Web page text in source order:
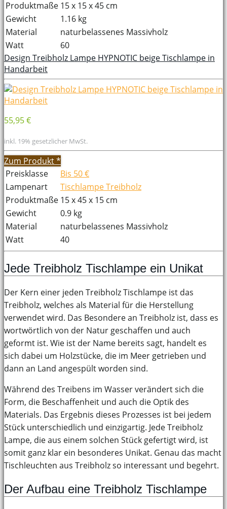
Produktmaße 15 x 15 x 45 cm
Gewicht
1.16 kg
Material
naturbelassenes Massivholz
Watt
60
Design Treibholz Lampe HYPNOTIC beige Tischlampe in
Handarbeit
55,95 €
inkl. 19% gesetzlicher MwSt.
Zum Produkt*
Preisklasse
Bis 50 €
Lampenart
Tischlampe Treibholz
Produktmaße 15 x 45 x 15 cm
Gewicht
0.9 kg
Material
naturbelassenes Massivholz
Watt
40
Jede Treibholz Tischlampe ein Unikat
Der Kern einer jeden Treibholz Tischlampe ist das
Treibholz, welches als Material für die Herstellung
verwendet wird. Das Besondere an Treibholz ist, dass es
wortwörtlich von der Natur geschaffen und auch
geformt ist. Wie ist der Name bereits sagt, handelt es
sich dabei um Holzstücke, die im Meer getrieben und
dann an Land angespült worden sind.
Während des Treibens im Wasser verändert sich die
Form, die Beschaffenheit und auch die Optik des
Materials. Das Ergebnis dieses Prozesses ist bei jedem
Stück unterschiedlich und einzigartig. Jede Treibholz
Lampe, die aus einem solchen Stück gefertigt wird, ist
somit ganz klar ein besonderes Unikat. Genau das macht
Tischleuchten aus Treibholz so interessant und begehrt.
Der Aufbau eine Treibholz Tischlampe